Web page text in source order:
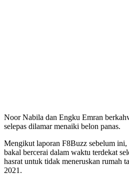
Noor Nabila dan Engku Emran
selepas dilamar menaiki belon panas.
Mengikut laporan F8Buzz sebelum ini,
bakal bercerai dalam waktu terdekat
hasrat untuk tidak meneruskan rumah
2021.